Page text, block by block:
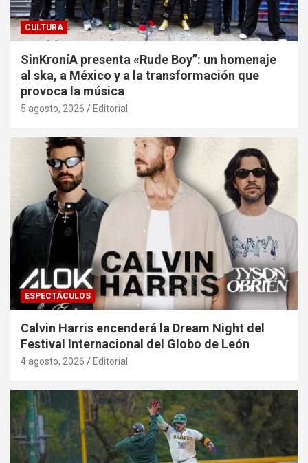
CULTURA
SinKroníA presenta «Rude Boy”: un homenaje
al ska, a México y a la transformación que
provoca la música
5 agosto, 2026 Editorial
ESPECTÁCULOS
Calvin Harris encenderá la Dream Night del
Festival Internacional del Globo de León
4 agosto, 2026 Editorial